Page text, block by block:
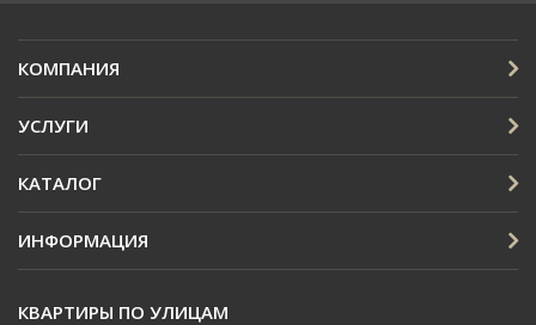
КОМПАНИЯ
УСЛУГИ
КАТАЛОГ
ИНФОРМАЦИЯ
КВАРТИРЫ ПО УЛИЦАМ